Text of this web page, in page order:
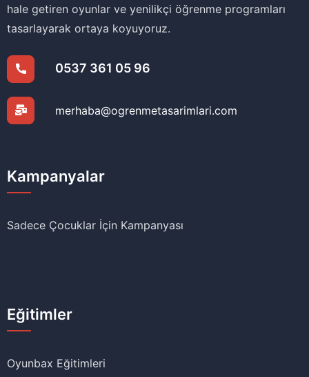
hale getiren oyunlar ve yenilikçi öğrenme programları
tasarlayarak ortaya koyuyoruz.
0537 361 05 96
merhaba@ogrenmetasarimlari.com
Kampanyalar
Sadece Çocuklar İçin Kampanyası
Eğitimler
Oyunbax Eğitimleri